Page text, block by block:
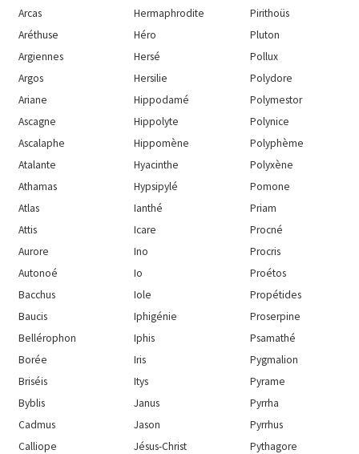
Arcas
Aréthuse
Argiennes
Argos
Ariane
Ascagne
Ascalaphe
Atalante
Athamas
Atlas
Attis
Aurore
Autonoé
Bacchus
Baucis
Bellérophon
Borée
Briséis
Byblis
Cadmus
Calliope
Hermaphrodite
Héro
Hersé
Hersilie
Hippodamé
Hippolyte
Hippomène
Hyacinthe
Hypsipylé
Ianthé
Icare
Ino
Io
Iole
Iphigénie
Iphis
Iris
Itys
Janus
Jason
Jésus-Christ
Pirithoüs
Pluton
Pollux
Polydore
Polymestor
Polynice
Polyphème
Polyxène
Pomone
Priam
Procné
Procris
Proétos
Propétides
Proserpine
Psamathé
Pygmalion
Pyrame
Pyrrha
Pyrrhus
Pythagore